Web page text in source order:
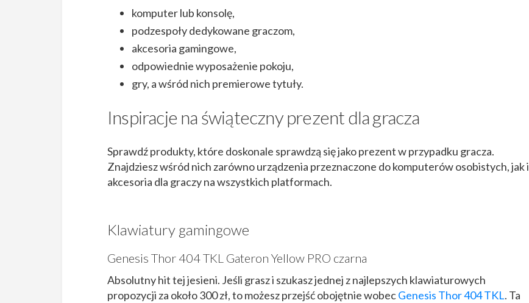
komputer lub konsolę,
podzespoły dedykowane graczom,
akcesoria gamingowe,
odpowiednie wyposażenie pokoju,
gry, a wśród nich premierowe tytuły.
Inspiracje na świąteczny prezent dla gracza
Sprawdź produkty, które doskonale sprawdzą się jako prezent w przypadku gracza.
Znajdziesz wśród nich zarówno urządzenia przeznaczone do komputerów osobistych, jak i
akcesoria dla graczy na wszystkich platformach.
Klawiatury gamingowe
Genesis Thor 404 TKL Gateron Yellow PRO czarna
Absolutny hit tej jesieni. Jeśli grasz i szukasz jednej z najlepszych klawiaturowych
propozycji za około 300 zł, to możesz przejść obojętnie wobecGenesis Thor 404 TKL. Ta